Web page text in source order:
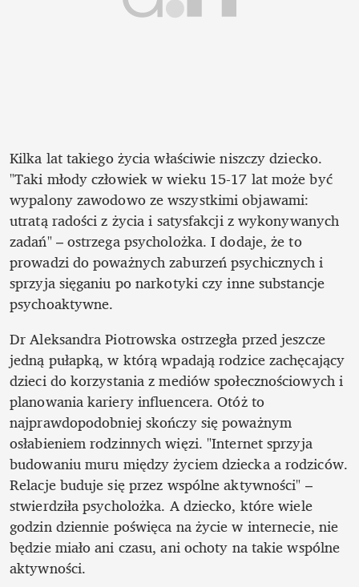
Kilka lat takiego życia właściwie niszczy dziecko.
"Taki młody człowiek w wieku 15-17 lat może być
wypalony zawodowo ze wszystkimi objawami:
utratą radości z życia i satysfakcji z wykonywanych
zadań" – ostrzega psycholożka. I dodaje, że to
prowadzi do poważnych zaburzeń psychicznych i
sprzyja sięganiu po narkotyki czy inne substancje
psychoaktywne.
Dr Aleksandra Piotrowska ostrzegła przed jeszcze
jedną pułapką, w którą wpadają rodzice zachęcający
dzieci do korzystania z mediów społecznościowych i
planowania kariery influencera. Otóż to
najprawdopodobniej skończy się poważnym
osłabieniem rodzinnych więzi. "Internet sprzyja
budowaniu muru między życiem dziecka a rodziców.
Relacje buduje się przez wspólne aktywności" –
stwierdziła psycholożka. A dziecko, które wiele
godzin dziennie poświęca na życie w internecie, nie
będzie miało ani czasu, ani ochoty na takie wspólne
aktywności.